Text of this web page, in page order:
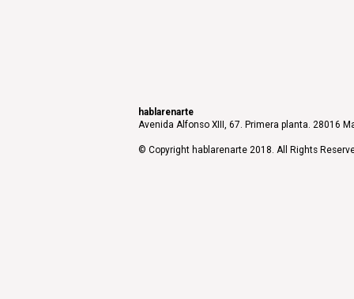
hablarenarte
Avenida Alfonso XIII, 67. Primera planta. 28016
© Copyright hablarenarte 2018. All Rights